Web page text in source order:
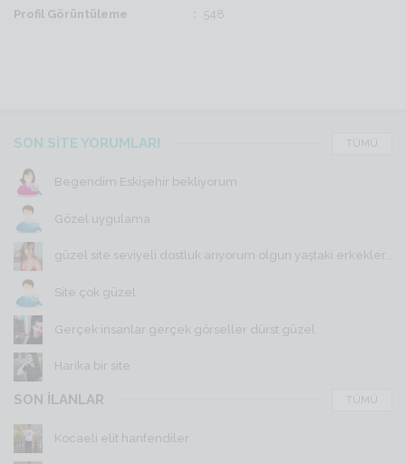
Profil Görüntüleme
548
SON SİTE YORUMLARI TÜMÜ
Begendim Eskişehir bekliyorum
Gözel uygulama
güzel site seviyeli dostluk arıyorum olgun yaştaki erkekler...
Site çok güzel
Gerçek insanlar gerçek görseller dürst güzel
Harika bir site
SON İLANLAR TÜMÜ
Kocaeli elit hanfendiler